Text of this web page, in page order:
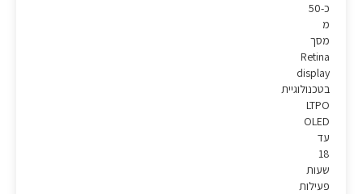
כ-50
מ
מסך
Retina
display
בטכנולוגיית
LTPO
OLED
עד
18
שעות
פעילות